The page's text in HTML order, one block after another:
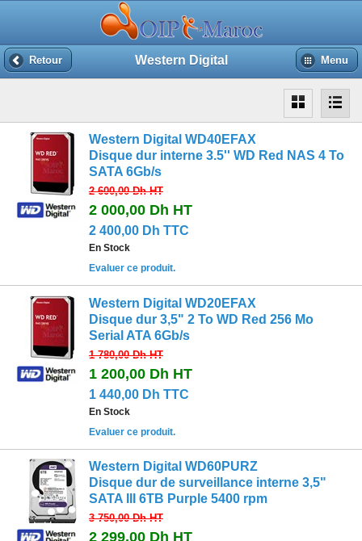
Retour Western Digital Menu
Western Digital WD40EFAX
Disque dur interne 3.5'' WD Red NAS 4 To
SATA 6Gb/s
2 600,00 DhHT
2 000,00 Dh HT
2 400,00 Dh TTC
En Stock
Evaluer ce produit.
Western Digital WD20EFAX
Disque dur 3,5" 2 To WD Red 256 Mo
Serial ATA 6Gb/s
1 780,00 DhHT
1 200,00 Dh HT
1 440,00 Dh TTC
En Stock
Evaluer ce produit.
Western Digital WD60PURZ
Disque dur de surveillance interne 3,5"
SATA III 6TB Purple 5400 rpm
3 750,00 DhHT
2 299,00 Dh HT